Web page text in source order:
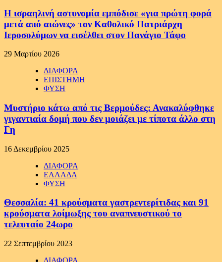
Η ισραηλινή αστυνομία εμπόδισε «για πρώτη φορά
μετά από αιώνες» τον Καθολικό Πατριάρχη
Ιεροσολύμων να εισέλθει στον Πανάγιο Τάφο
29 Μαρτίου 2026
ΔΙΑΦΟΡΑ
ΕΠΙΣΤΗΜΗ
ΦΥΣΗ
Μυστήριο κάτω από τις Βερμούδες: Ανακαλύφθηκε
γιγαντιαία δομή που δεν μοιάζει με τίποτα άλλο στη
Γη
16 Δεκεμβρίου 2025
ΔΙΑΦΟΡΑ
ΕΛΛΑΔΑ
ΦΥΣΗ
Θεσσαλία: 41 κρούσματα γαστρεντερίτιδας και 91
κρούσματα λοίμωξης του αναπνευστικού το
τελευταίο 24ωρο
22 Σεπτεμβρίου 2023
ΔΙΑΦΟΡΑ